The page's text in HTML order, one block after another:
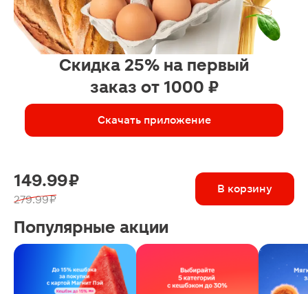
Скидка 25% на первый
заказ от 1000 ₽
Скачать приложение
149.99 ₽
279.99 ₽
В корзину
Популярные акции